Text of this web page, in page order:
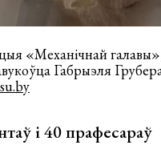
«Механічнай
Габрыэля
і 40 прафесараў